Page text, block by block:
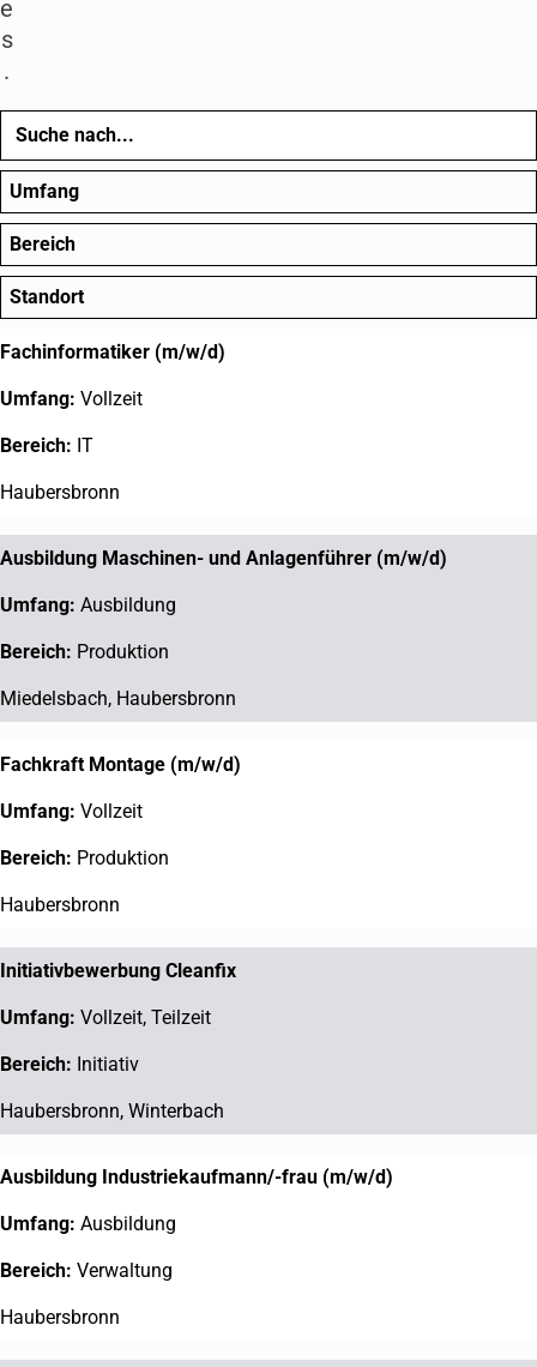
e
s
.
Umfang
Ausbildung
Befristet
Teilzeit
Vollzeit
Bereich
Produktion
CNC Fertigung
Lager
Linie
Elektromontage
Verpackung
Verwaltung
Personal
Buchhaltung
Qualitätsmanagement
Standort
Haubersbronn
Miedelsbach
Winterbach
Fachinformatiker (m/w/d)
Vollzeit
IT
Haubersbronn
Ausbildung Maschinen- und Anlagenführer (m/w/d)
Ausbildung
Produktion
Miedelsbach, Haubersbronn
Fachkraft Montage (m/w/d)
Vollzeit
Produktion
Haubersbronn
Initiativbewerbung Cleanfix
Vollzeit, Teilzeit
Initiativ
Haubersbronn, Winterbach
Ausbildung Industriekaufmann/-frau (m/w/d)
Ausbildung
Verwaltung
Haubersbronn